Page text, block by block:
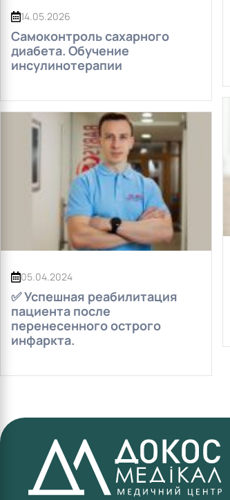
14.05.2026
Самоконтроль сахарного
диабета. Обучение
инсулинотерапии
05.04.2024
✅ Успешная реабилитация
пациента после
перенесенного острого
инфаркта.